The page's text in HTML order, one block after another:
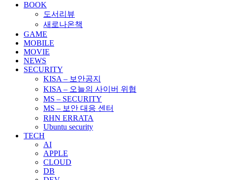
BOOK
도서리뷰
새로나온책
GAME
MOBILE
MOVIE
NEWS
SECURITY
KISA – 보안공지
KISA – 오늘의 사이버 위협
MS – SECURITY
MS – 보안 대응 센터
RHN ERRATA
Ubuntu security
TECH
AI
APPLE
CLOUD
DB